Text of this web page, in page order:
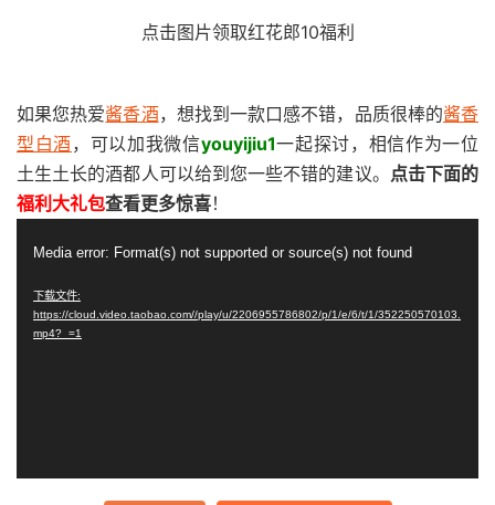
点击图片领取红花郎10福利
如果您热爱酱香酒，想找到一款口感不错，品质很棒的酱香
型白酒，可以加我微信youyijiu1一起探讨，相信作为一位
土生土长的酒都人可以给到您一些不错的建议。 点击下面的
福利大礼包查看更多惊喜！
Media error: Format(s) not supported or source(s) not found
下载文件:
https://cloud.video.taobao.com//play/u/2206955786802/p/1/e/6/t/1/352250570103.
mp4?_=1